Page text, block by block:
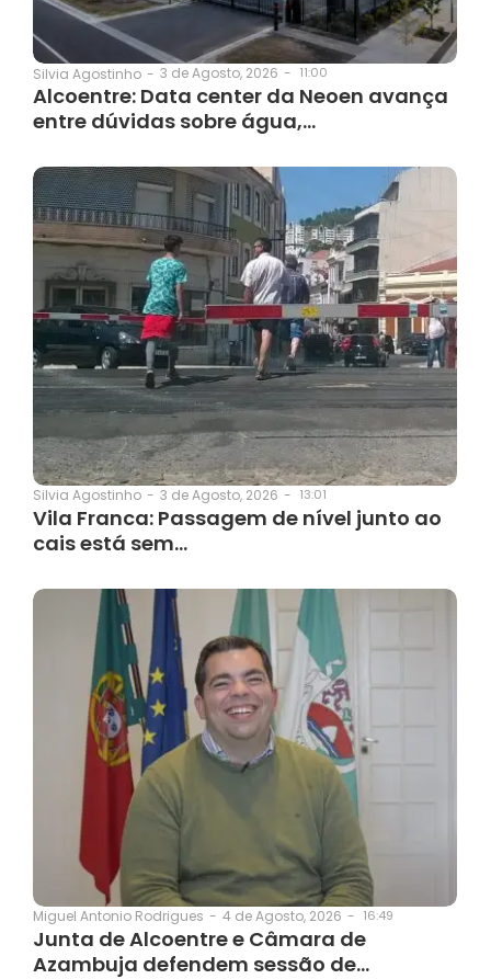
Silvia Agostinho - 3 de Agosto, 2026 - 11:00
Alcoentre: Data center da Neoen avança
entre dúvidas sobre água,…
Silvia Agostinho - 3 de Agosto, 2026 - 13:01
Vila Franca: Passagem de nível junto ao
cais está sem…
Miguel Antonio Rodrigues - 4 de Agosto, 2026 - 16:49
Junta de Alcoentre e Câmara de
Azambuja defendem sessão de…